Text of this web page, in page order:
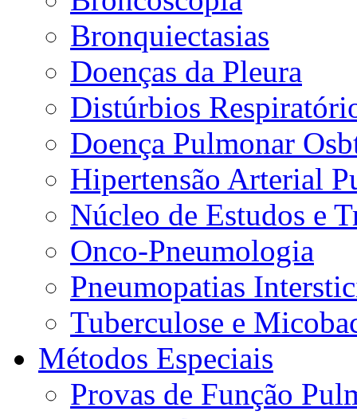
Bronquiectasias
Doenças da Pleura
Distúrbios
Doença Pulmonar
Hipertensão Arterial
Núcleo de Estudos e
Onco-Pneumologia
Pneumopatias
Tuberculose e
Métodos Especiais
Provas de Função